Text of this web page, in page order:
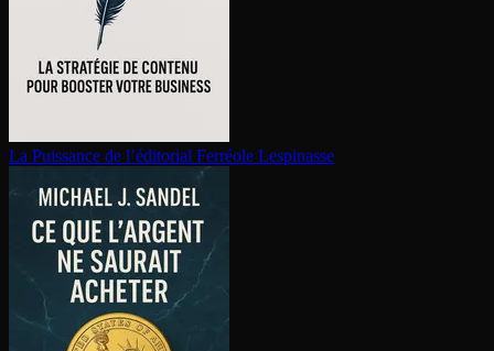
La Puissance de l’éditorial Ferréole Lespinasse